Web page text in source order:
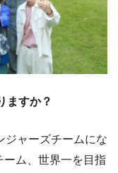
ますか？
ャーズチームにな
ーム、世界一を目指